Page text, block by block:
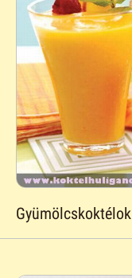
Gyümölcskoktélok